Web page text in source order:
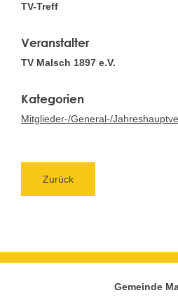
TV-Treff
Veranstalter
TV Malsch 1897 e.V.
Mitglieder-/General-/
Zurück
Gemeinde